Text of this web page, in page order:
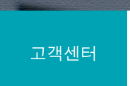
고객센터